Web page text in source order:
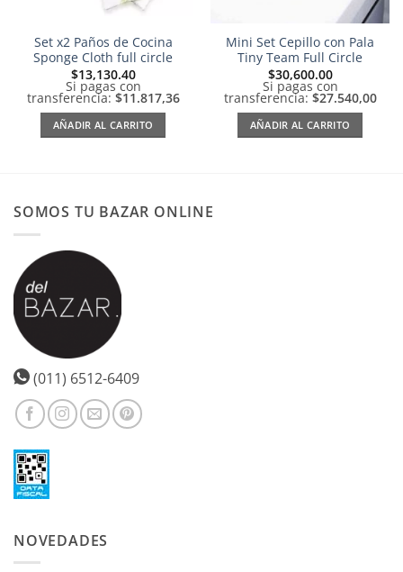
Set x2 Paños de Cocina
Sponge Cloth full circle
$13,130.40
Si pagas con
transferencia: $11.817,36
AÑADIR AL CARRITO
Mini Set Cepillo con Pala
Tiny Team Full Circle
$30,600.00
Si pagas con
transferencia: $27.540,00
AÑADIR AL CARRITO
SOMOS TU BAZAR ONLINE
(011) 6512-6409
NOVEDADES